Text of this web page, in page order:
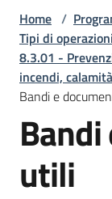
Argomenti
Novità
Servizi
Home /
Tipi di
8.3.01 -
incendi,
Bandi e
utili